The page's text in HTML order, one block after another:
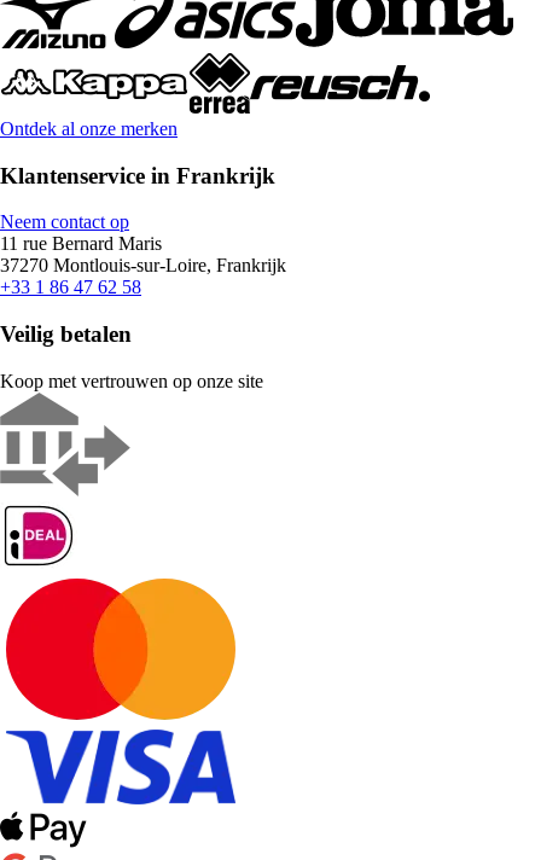
Ontdek al onze merken
Klantenservice in Frankrijk
Neem contact op
11 rue Bernard Maris
37270 Montlouis-sur-Loire, Frankrijk
+33 1 86 47 62 58
Veilig betalen
Koop met vertrouwen op onze site